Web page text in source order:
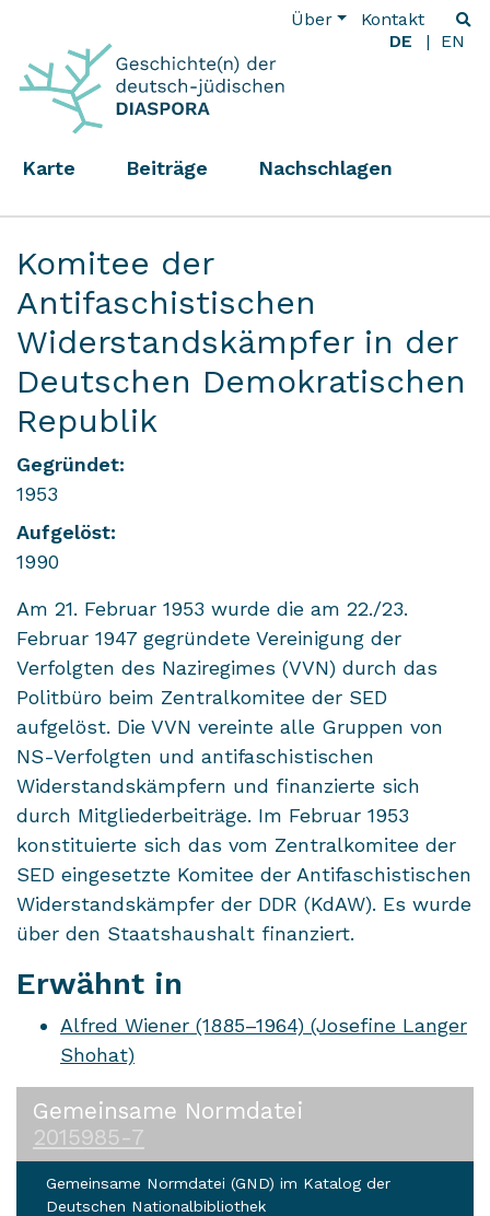
Über
Kontakt
DE
EN
Karte Beiträge Nachschlagen
Komitee der
Antifaschistischen
Widerstandskämpfer in der
Deutschen Demokratischen
Republik
Gegründet:
1953
Aufgelöst:
1990
Am 21. Februar 1953 wurde die am 22./23.
Februar 1947 gegründete Vereinigung der
Verfolgten des Naziregimes (VVN) durch das
Politbüro beim Zentralkomitee der SED
aufgelöst. Die VVN vereinte alle Gruppen von
NS-Verfolgten und antifaschistischen
Widerstandskämpfern und finanzierte sich
durch Mitgliederbeiträge. Im Februar 1953
konstituierte sich das vom Zentralkomitee der
SED eingesetzte Komitee der Antifaschistischen
Widerstandskämpfer der DDR (KdAW). Es wurde
über den Staatshaushalt finanziert.
Erwähnt in
Alfred Wiener (1885–1964) (Josefine Langer
Shohat)
Gemeinsame Normdatei
2015985-7
Gemeinsame Normdatei (GND) im Katalog der
Deutschen Nationalbibliothek